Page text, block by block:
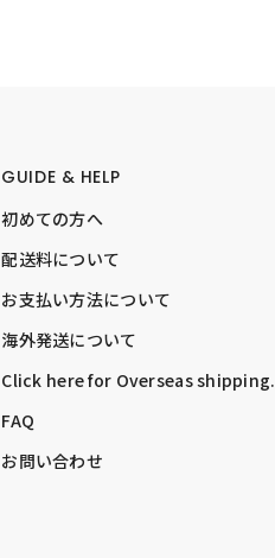
GUIDE & HELP
初めての方へ
配送料について
お支払い方法について
海外発送について
Click here for Overseas shipping.
FAQ
お問い合わせ